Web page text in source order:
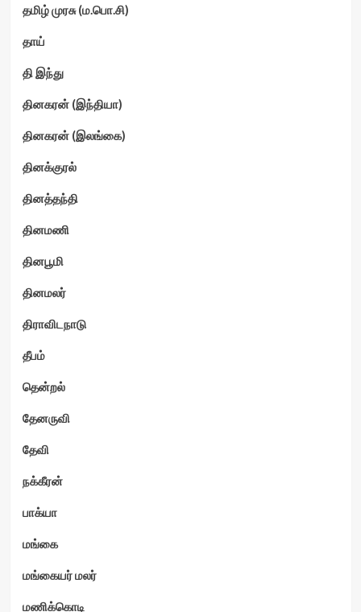
தமிழ் முரசு (ம.பொ.சி)
தாய்
தி இந்து
தினகரன் (இந்தியா)
தினகரன் (இலங்கை)
தினக்குரல்
தினத்தந்தி
தினமணி
தினபூமி
தினமலர்
திராவிடநாடு
தீபம்
தென்றல்
தேனருவி
தேவி
நக்கீரன்
பாக்யா
மங்கை
மங்கையர் மலர்
மணிக்கொடி